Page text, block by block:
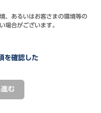
、あるいはお客さまの環境等の
場合がございます。
を確認した